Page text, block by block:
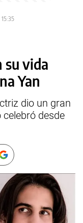
su vida
Yan
dio un gran
desde